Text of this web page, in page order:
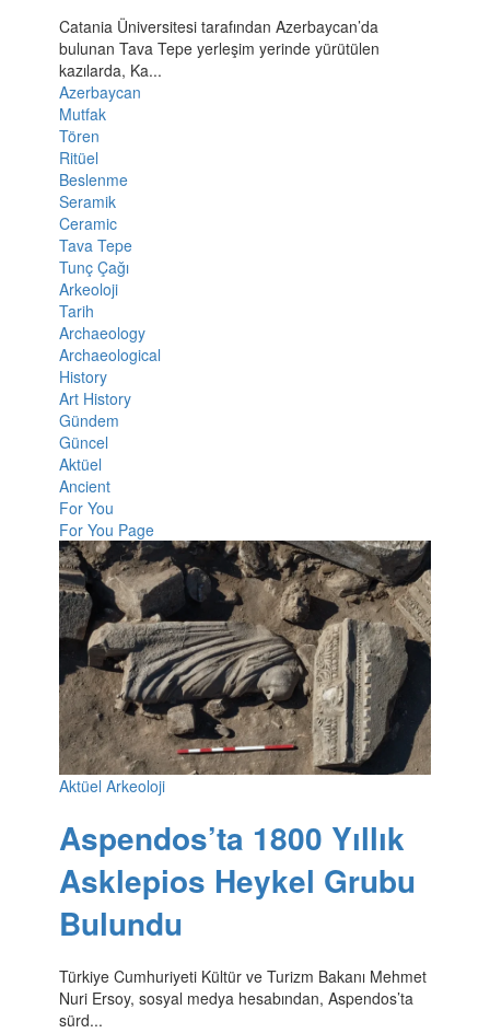
Catania Üniversitesi tarafından Azerbaycan’da
bulunan Tava Tepe yerleşim yerinde yürütülen
kazılarda, Ka...
Azerbaycan
Mutfak
Tören
Ritüel
Beslenme
Seramik
Ceramic
Tava Tepe
Tunç Çağı
Arkeoloji
Tarih
Archaeology
Archaeological
History
Art History
Gündem
Güncel
Aktüel
Ancient
For You
For You Page
Aktüel Arkeoloji
Aspendos’ta 1800 Yıllık
Asklepios Heykel Grubu
Bulundu
Türkiye Cumhuriyeti Kültür ve Turizm Bakanı Mehmet
Nuri Ersoy, sosyal medya hesabından, Aspendos’ta
sürd...